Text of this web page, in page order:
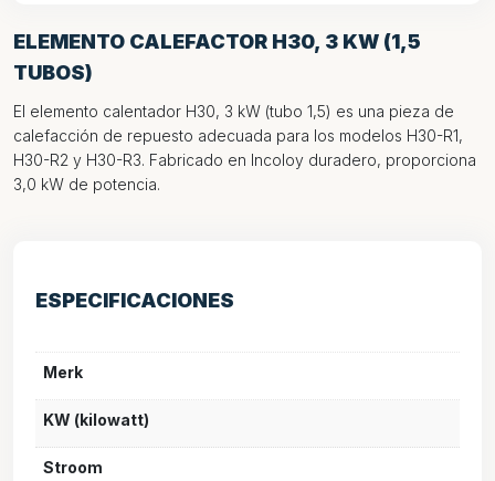
ELEMENTO CALEFACTOR H30, 3 KW (1,5
TUBOS)
El elemento calentador H30, 3 kW (tubo 1,5) es una pieza de
calefacción de repuesto adecuada para los modelos H30-R1,
H30-R2 y H30-R3. Fabricado en Incoloy duradero, proporciona
3,0 kW de potencia.
ESPECIFICACIONES
Merk
KW (kilowatt)
Stroom